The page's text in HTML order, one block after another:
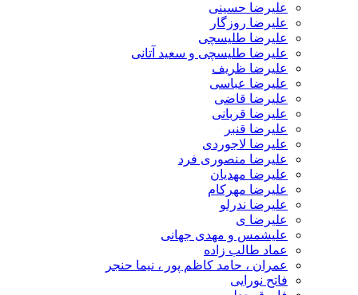
علیرضا حسینی
علیرضا روزگار
علیرضا طلیسچی
علیرضا طلیسچی و سعید آتانی
علیرضا ظریف
علیرضا عباسی
علیرضا قاضی
علیرضا قربانی
علیرضا قنبر
علیرضا لاجوردی
علیرضا منصوری فرد
علیرضا مهدیان
علیرضا مهرکام
علیرضا ندرلو
علیرضا ی
علیشمس و مهدی جهانی
عماد طالب زاده
عمران ، حامد کاظم پور ، نیما حنجر
فاتح نورایی